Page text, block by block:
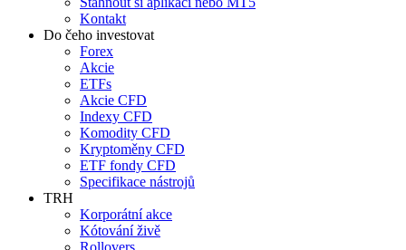
Kontakt
Do čeho investovat
Forex
Akcie
ETFs
Akcie CFD
Indexy CFD
Komodity CFD
Kryptoměny CFD
ETF fondy CFD
Specifikace nástrojů
TRH
Korporátní akce
Kótování živě
Rollovers